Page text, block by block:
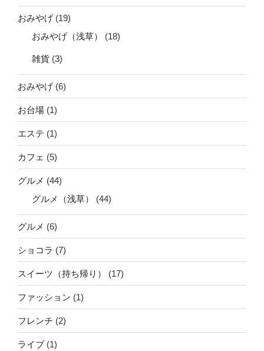
おみやげ (19)
おみやげ（浅草）
(18)
雑貨 (3)
おみやげ (6)
お台場 (1)
エステ (1)
カフェ (5)
グルメ (44)
グルメ（浅草）
(44)
グルメ (6)
ショコラ (7)
スイーツ（持ち帰り） (17)
ファッション (1)
フレンチ (2)
ライブ (1)